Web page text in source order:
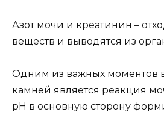
Азот мочи и креатинин –
веществ и выводятся из
Одним из важных моментов
камней является реакция
рН в основную сторону